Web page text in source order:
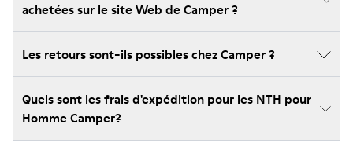
achetées sur le site Web de Camper ?
Les retours sont-ils possibles chez Camper ?
Quels sont les frais d'expédition pour les NTH pour
Homme Camper?